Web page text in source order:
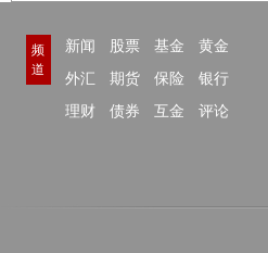
频
道
新闻 股票 基金
黄金
外汇
期货 保险
银行
理财
债券 互金 评论